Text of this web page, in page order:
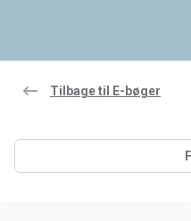
Tilbage til E-bøger